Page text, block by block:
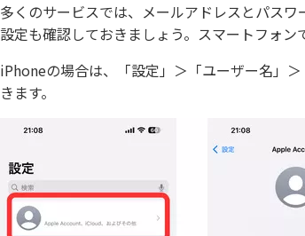
多くのサービスでは、メールアドレスとパス
設定も確認しておきましょう。スマートフォン
iPhoneの場合は、「設定」＞「ユーザー名」
きます。